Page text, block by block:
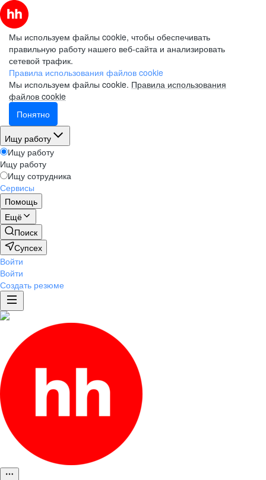
Мы используем файлы cookie, чтобы обеспечивать
правильную работу нашего веб-сайта и анализировать
сетевой трафик.
Правила использования файлов cookie
Мы используем файлы cookie. Правила использования
файлов cookie
Понятно
Ищу работу
Ищу работу
Ищу работу
Ищу сотрудника
Сервисы
Помощь
Ещё
Поиск
Супсех
Войти
Войти
Создать резюме